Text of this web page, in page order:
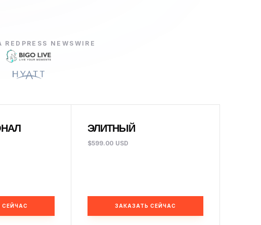
NEWSWIRE
СЕЙЧАС
ЭЛИТНЫЙ
$599.00 USD
ЗАКАЗАТЬ СЕЙЧАС